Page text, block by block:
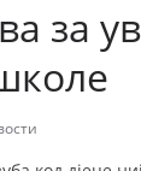
за